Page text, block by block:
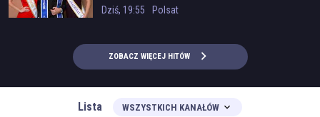
Dziś, 19:55 Polsat
ZOBACZ WIĘCEJ HITÓW
Lista WSZYSTKICH KANAŁÓW